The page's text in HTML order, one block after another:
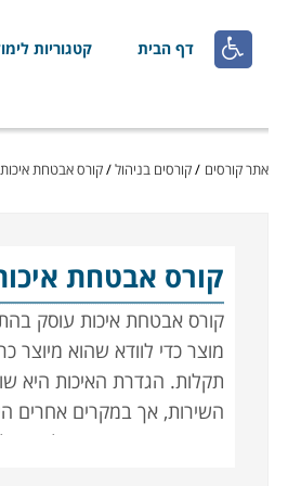
 דף הבית קטגוריות
אתר קורסים /קורסים בניהול/קורס אבטחת איכות
קורס אבטחת
קורס אבטחת איכות עוסק
מוצר כדי לוודא שהוא מיוצר
תקלות. הגדרת האיכות היא
השירות, אך במקרים אחרים
קריטית; מי שירכוש חולצה